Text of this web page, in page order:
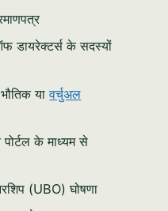
डायरेक्टर्स के सदस्यों
यावर्चुअल
पोर्टल के माध्यम से
(UBO) घोषणा